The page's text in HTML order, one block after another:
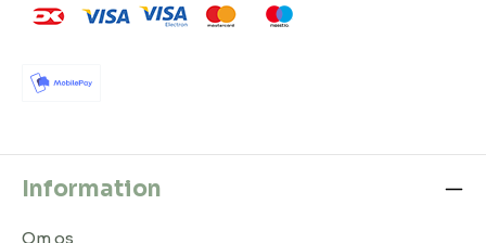
Information
Om os